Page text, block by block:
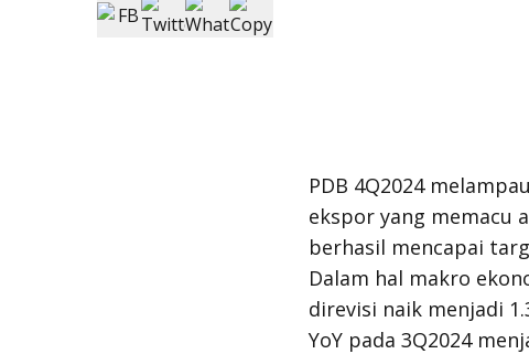
PDB 4Q2024
ekspor yang memacu
berhasil mencapai
Dalam hal makro
direvisi naik menjadi
YoY pada 3Q2024